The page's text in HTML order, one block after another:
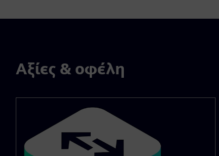
Αξίες & οφέλη